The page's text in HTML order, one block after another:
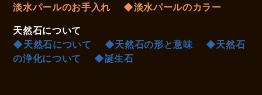
淡水パールのお手入れ
◆淡水パールのカラー
天然石について
◆天然石について
◆天然石の形と意味
◆天然石
の浄化について
◆誕生石